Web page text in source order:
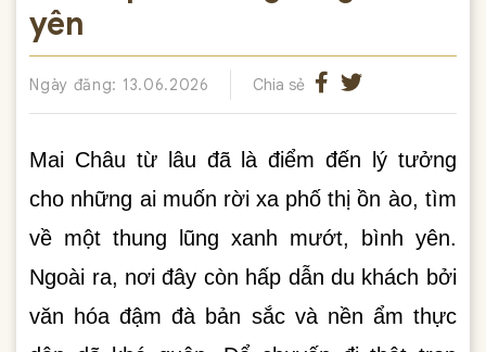
yên
Ngày đăng: 13.06.2026 Chia sẻ
Mai Châu từ lâu đã là điểm đến lý tưởng
cho những ai muốn rời xa phố thị ồn ào, tìm
về một thung lũng xanh mướt, bình yên.
Ngoài ra, nơi đây còn hấp dẫn du khách bởi
văn hóa đậm đà bản sắc và nền ẩm thực